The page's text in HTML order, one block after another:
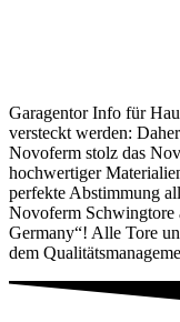
Garagentor Info für
versteckt werden:
Novoferm stolz das
hochwertiger
perfekte Abstimmung
Novoferm Schwingtore
Germany“! Alle Tore
dem